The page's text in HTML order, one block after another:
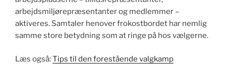
arbejdsmiljørepræsentanter og medlemmer –
aktiveres. Samtaler henover frokostbordet har nemlig
samme store betydning som at ringe på hos vælgerne.
Læs også:Tips til den forestående valgkamp